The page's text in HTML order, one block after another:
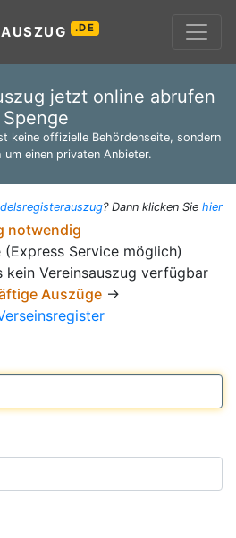
.DE
jetzt online abrufen
Spenge
keine offizielle Behördenseite, sondern
einen privaten Anbieter.
? Dann klicken Sie hier
notwendig
(Express Service möglich)
kein Vereinsauszug verfügbar
Auszüge →